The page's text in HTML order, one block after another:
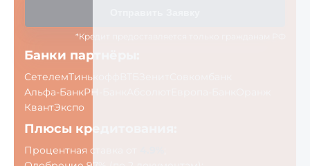
*Кредит предоставляется только гражданам РФ
Банки партнёры:
СетелемТинькофф
Альфа-БанкРН-Банк
КвантЭкспо
Плюсы кредитования:
Процентная ставка от